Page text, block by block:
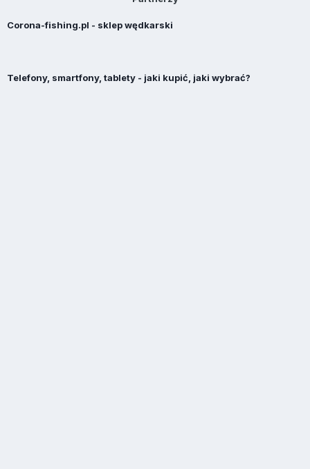
Corona-fishing.pl - sklep wędkarski
Telefony, smartfony, tablety - jaki kupić, jaki wybrać?